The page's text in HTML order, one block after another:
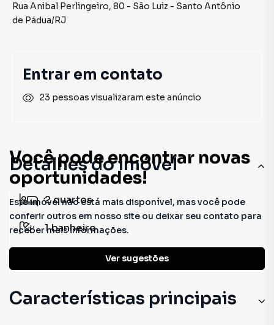
Você pode encontrar novas
oportunidades!
Este imóvel não está mais disponível, mas você pode
conferir outros em nosso site ou deixar seu contato para
receber mais informações.
Ver sugestões
Detalhes do imóvel
2quartos
1banheiro
Características principais
Rua Anibal Perlingeiro, 80 - São Luiz - Santo Antônio
de Pádua/RJ
Entrar em contato
23 pessoas visualizaram este anúncio